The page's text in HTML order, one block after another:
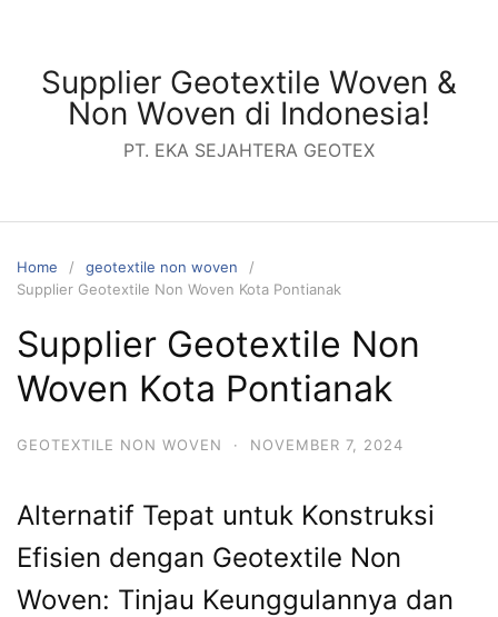
contentSupplier Geotextile Woven &
Non Woven di Indonesia!
PT. EKA SEJAHTERA GEOTEX
Home
geotextile non woven
Supplier Geotextile Non Woven Kota Pontianak
Supplier Geotextile Non
Woven Kota Pontianak
GEOTEXTILE NON WOVEN · NOVEMBER 7, 2024
Alternatif Tepat untuk Konstruksi
Efisien dengan Geotextile Non
Woven: Tinjau Keunggulannya dan